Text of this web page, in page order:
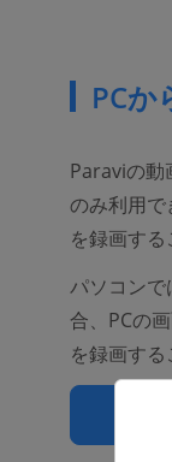
PC
Paraviの動
のみ利用で
を録画する
パソコン
合、PCの
を録画す